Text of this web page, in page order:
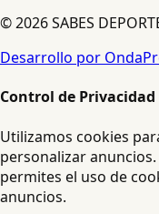
© 2026 SABES
Desarrollo por
Control de Privacidad
Utilizamos cookies
personalizar
permites el uso de
anuncios.